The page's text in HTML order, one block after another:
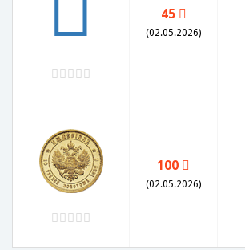
45
(02.05.2026)
100
(02.05.2026)